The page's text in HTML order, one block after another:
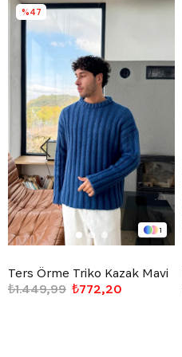
1
Ters Örme Triko Kazak Mavi
₺772,20
₺1.449,99
%47